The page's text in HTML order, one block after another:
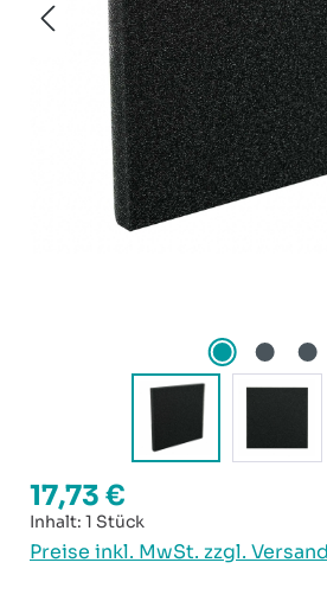
Regulärer Preis:
17,73 €
Inhalt: 1 Stück
Preise inkl. MwSt. zzgl.